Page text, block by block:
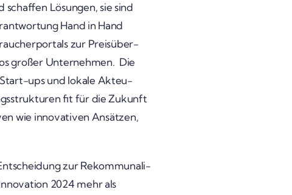
Lösungen, sie sind
Hand in Hand
zur Preis­über­
großer Unter­nehmen. Die
Start-ups und lokale Akteu­
fit für die Zukunft
wie inno­va­tiven Ansätzen,
zur Rekom­mu­na­li­
2024 mehr als